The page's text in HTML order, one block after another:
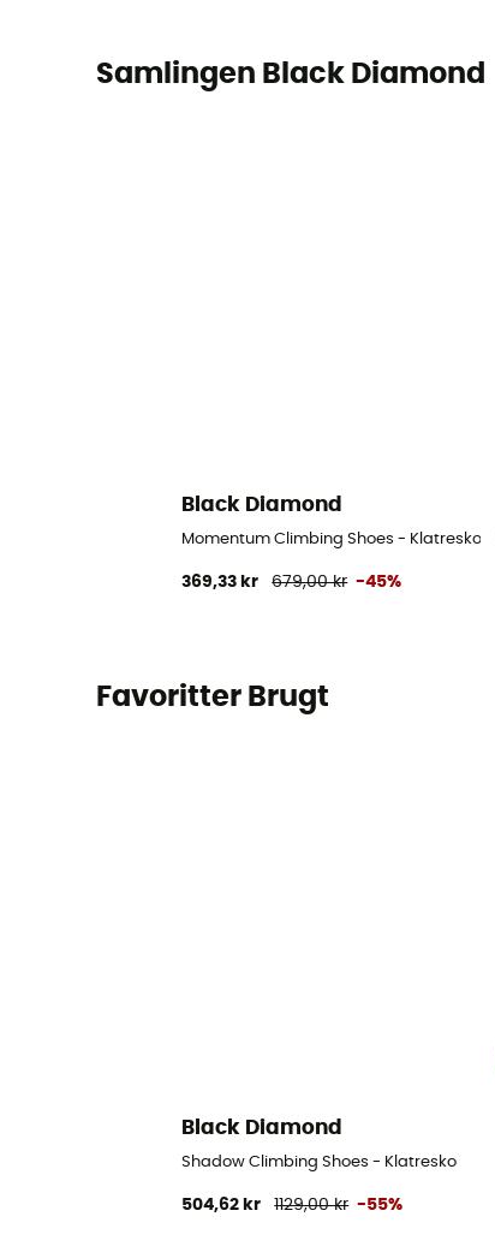
Samlingen Black Diamond
Black Diamond
Momentum Climbing Shoes - Klatresko
369,33 kr 679,00 kr -45%
Favoritter Brugt
Black Diamond
Shadow Climbing Shoes - Klatresko
504,62 kr 1129,00 kr -55%